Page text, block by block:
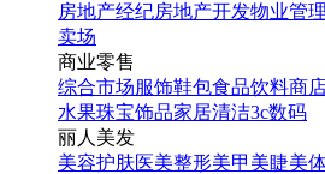
房地产经纪房地产开发物业管理
卖场
商业零售
综合市场服饰鞋包食品饮料商
水果珠宝饰品家居清洁3c数码
丽人美发
美容护肤医美整形美甲美睫美